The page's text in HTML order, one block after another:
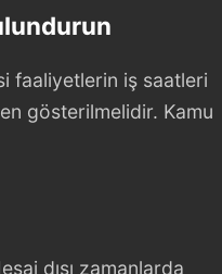
faaliyetlerin iş saatleri
gösterilmelidir. Kamu
dışı zamanlarda